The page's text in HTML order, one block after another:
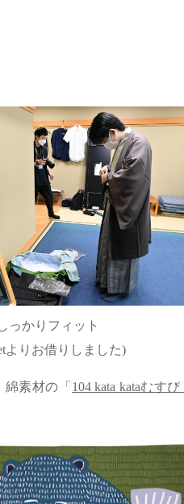
っかりフィット
よりお借りしました)
素材の「 104 kata kataむす